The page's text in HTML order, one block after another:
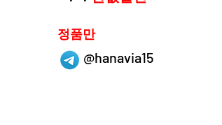
@hanavia15
정품만